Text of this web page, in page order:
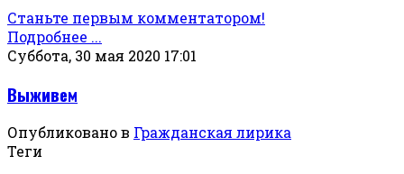
Станьте первым комментатором!
Подробнее ...
Суббота, 30 мая 2020 17:01
Выживем
Опубликовано в Гражданская лирика
Теги